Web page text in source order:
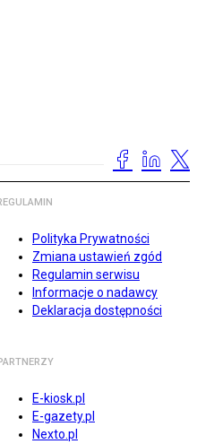
Polityka Prywatności
Zmiana ustawień zgód
Regulamin serwisu
Informacje o nadawcy
Deklaracja dostępności
E-kiosk.pl
E-gazety.pl
Nexto.pl